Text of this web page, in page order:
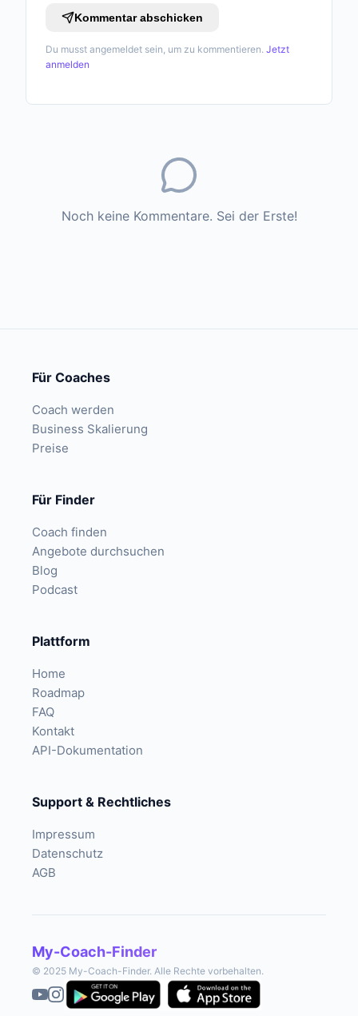
Kommentar abschicken
Du musst angemeldet sein, um zu kommentieren. Jetzt
anmelden
Noch keine Kommentare. Sei der Erste!
Für Coaches
Coach werden
Business Skalierung
Preise
Für Finder
Coach finden
Angebote durchsuchen
Blog
Podcast
Plattform
Home
Roadmap
FAQ
Kontakt
API-Dokumentation
Support & Rechtliches
Impressum
Datenschutz
AGB
My-Coach-Finder
© 2025 My-Coach-Finder. Alle Rechte vorbehalten.